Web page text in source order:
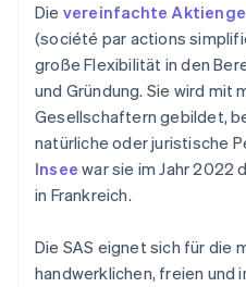
Die vereinfachte
(société par actions
große Flexibilität in den
und Gründung. Sie wird mit
Gesellschaftern gebildet,
natürliche oder juristische
Insee war sie im Jahr
in Frankreich.
Die SAS eignet sich für die
handwerklichen, freien